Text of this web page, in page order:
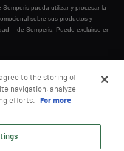
pueda utilizar y procesar la
sobre sus productos y
de Semperis. Puede excluirse en
agree to the storing of
navigation, analyze
efforts.
For more